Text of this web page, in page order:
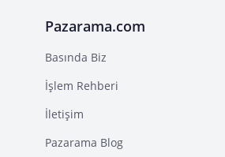
Pazarama.com
Basında Biz
İşlem Rehberi
İletişim
Pazarama Blog